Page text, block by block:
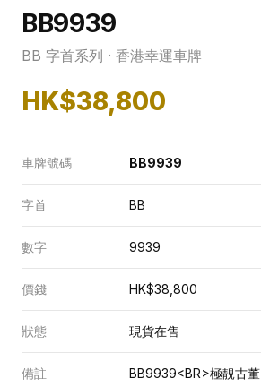
BB9939
BB 字首系列 · 香港幸運車牌
HK$38,800
車牌號碼 BB9939
字首 BB
數字 9939
價錢 HK$38,800
狀態 現貨在售
備註 BB9939<BR>極靚古董